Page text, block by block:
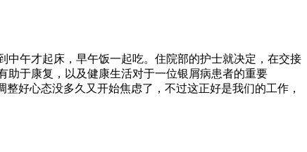
午才起床，早午饭一起吃。住院部的护士就决定，在交接
助于康复，以及健康生活对于一位银屑病患者的重要
好心态没多久又开始焦虑了，不过这正好是我们的工作，